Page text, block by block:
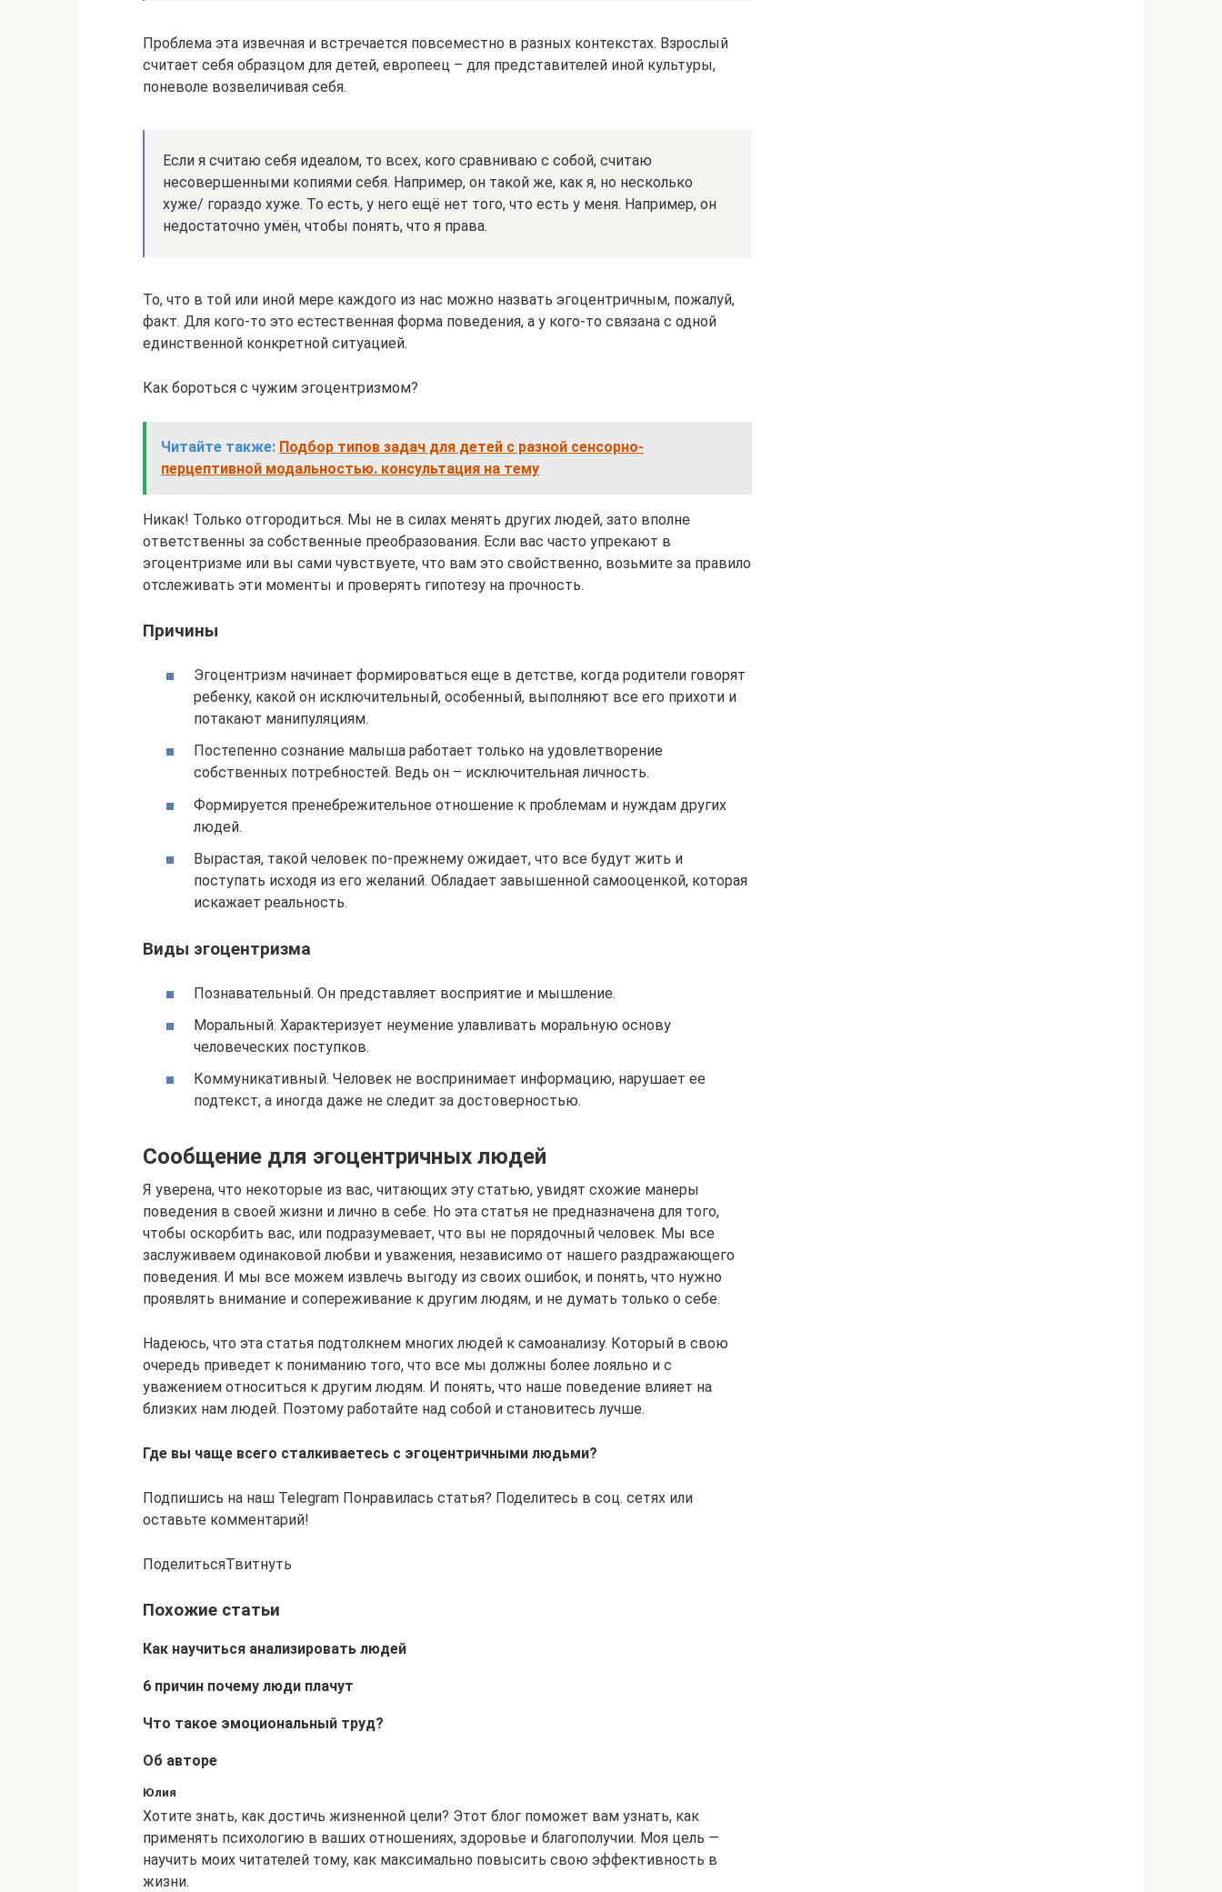
Проблема эта извечная и встречается повсеместно в разных контекстах. Взрослый
считает себя образцом для детей, европеец – для представителей иной культуры,
поневоле возвеличивая себя.
Если я считаю себя идеалом, то всех, кого сравниваю с собой, считаю
несовершенными копиями себя. Например, он такой же, как я, но несколько
хуже/ гораздо хуже. То есть, у него ещё нет того, что есть у меня. Например, он
недостаточно умён, чтобы понять, что я права.
То, что в той или иной мере каждого из нас можно назвать эгоцентричным, пожалуй,
факт. Для кого-то это естественная форма поведения, а у кого-то связана с одной
единственной конкретной ситуацией.
Как бороться с чужим эгоцентризмом?
Читайте также: Подбор типов задач для детей с разной сенсорно-
перцептивной модальностью. консультация на тему
Никак! Только отгородиться. Мы не в силах менять других людей, зато вполне
ответственны за собственные преобразования. Если вас часто упрекают в
эгоцентризме или вы сами чувствуете, что вам это свойственно, возьмите за правило
отслеживать эти моменты и проверять гипотезу на прочность.
Причины
Эгоцентризм начинает формироваться еще в детстве, когда родители говорят
ребенку, какой он исключительный, особенный, выполняют все его прихоти и
потакают манипуляциям.
Постепенно сознание малыша работает только на удовлетворение
собственных потребностей. Ведь он – исключительная личность.
Формируется пренебрежительное отношение к проблемам и нуждам других
людей.
Вырастая, такой человек по-прежнему ожидает, что все будут жить и
поступать исходя из его желаний. Обладает завышенной самооценкой, которая
искажает реальность.
Виды эгоцентризма
Познавательный. Он представляет восприятие и мышление.
Моральный. Характеризует неумение улавливать моральную основу
человеческих поступков.
Коммуникативный. Человек не воспринимает информацию, нарушает ее
подтекст, а иногда даже не следит за достоверностью.
Сообщение для эгоцентричных людей
Я уверена, что некоторые из вас, читающих эту статью, увидят схожие манеры
поведения в своей жизни и лично в себе. Но эта статья не предназначена для того,
чтобы оскорбить вас, или подразумевает, что вы не порядочный человек. Мы все
заслуживаем одинаковой любви и уважения, независимо от нашего раздражающего
поведения. И мы все можем извлечь выгоду из своих ошибок, и понять, что нужно
проявлять внимание и сопереживание к другим людям, и не думать только о себе.
Надеюсь, что эта статья подтолкнем многих людей к самоанализу. Который в свою
очередь приведет к пониманию того, что все мы должны более лояльно и с
уважением относиться к другим людям. И понять, что наше поведение влияет на
близких нам людей. Поэтому работайте над собой и становитесь лучше.
Где вы чаще всего сталкиваетесь с эгоцентричными людьми?
Подпишись на наш Telegram Понравилась статья? Поделитесь в соц. сетях или
оставьте комментарий!
ПоделитьсяТвитнуть
Похожие статьи
Как научиться анализировать людей
6 причин почему люди плачут
Что такое эмоциональный труд?
Об авторе
Юлия
Хотите знать, как достичь жизненной цели? Этот блог поможет вам узнать, как
применять психологию в ваших отношениях, здоровье и благополучии. Моя цель —
научить моих читателей тому, как максимально повысить свою эффективность в
жизни.